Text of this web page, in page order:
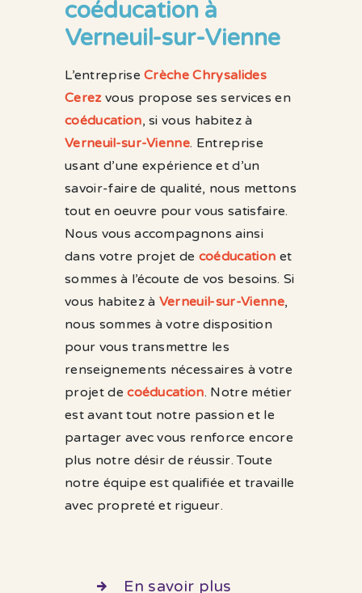
coéducation à
Verneuil-sur-Vienne
L’entrepriseCrèche Chrysalides
Cerezvous propose ses services en
coéducation, si vous habitez à
Verneuil-sur-Vienne. Entreprise
usant d’une expérience et d’un
savoir-faire de qualité, nous mettons
tout en oeuvre pour vous satisfaire.
Nous vous accompagnons ainsi
dans votre projet de coéducation et
sommes à l’écoute de vos besoins. Si
vous habitez à Verneuil-sur-Vienne,
nous sommes à votre disposition
pour vous transmettre les
renseignements nécessaires à votre
projet decoéducation. Notre métier
est avant tout notre passion et le
partager avec vous renforce encore
plus notre désir de réussir. Toute
notre équipe est qualifiée et travaille
avec propreté et rigueur.
En savoir plus